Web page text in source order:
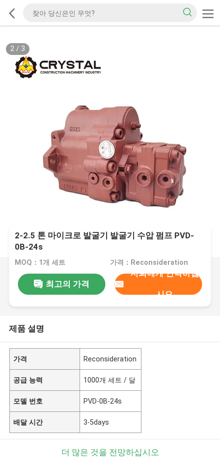
2/ 3
2-2.5 톤 마이크로 발굴기 발굴기 수압 펌프 PVD-
0B-24s
MOQ：1개 세트 가격：Reconsideration
최고의 가격
저희에게 연락하십
시오
제품 설명
가격 Reconsideration
공급 능력 1000개 세트 / 달
모델 번호 PVD-0B-24s
배달 시간 3-5days
더 많은 것을 전망하십시오